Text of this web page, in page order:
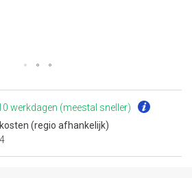
werkdagen (meestal sneller)
(regio afhankelijk)